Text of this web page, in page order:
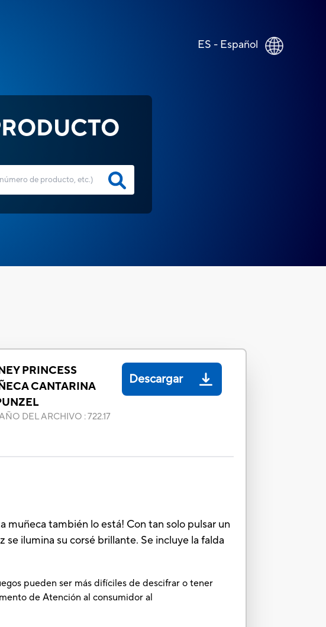
ES - Español
PRINCESS
CANTARINA
DEL ARCHIVO :722.17
Descargar
muñeca también lo está! Con tan solo pulsar un
ilumina su corsé brillante. Se incluye la falda
pueden ser más difíciles de descifrar o tener
de Atención al consumidor al